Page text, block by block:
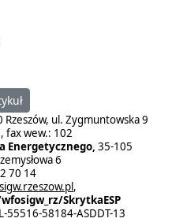
gminnych i
Ogłoszenie o konkursie
Rzeszów, ul. Zygmuntowska 9
fax wew.: 102
Energetycznego, 35-105
6
70 14
,
SkrytkaESP
55516-58184-ASDDT-13